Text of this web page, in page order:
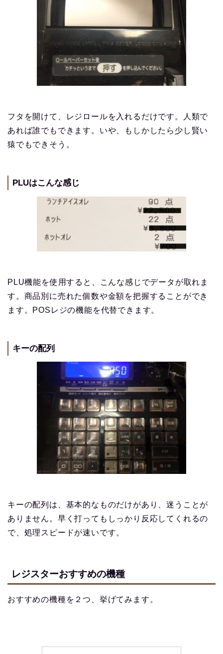
フタを開けて、レジロールを入れるだけです。人類で
あれば誰でもできます。いや、もしかしたら少し賢い
猿でもできそう。
PLUはこんな感じ
PLU機能を使用すると、こんな感じでデータが取れま
す。商品別に売れた個数や金額を把握することができ
ます。POSレジの機能を代替できます。
キーの配列
キーの配列は、基本的なものだけがあり、迷うことが
ありません。早く打ってもしっかり反応してくれるの
で、処理スピードが速いです。
レジスターおすすめの機種
おすすめの機種を２つ、挙げてみます。